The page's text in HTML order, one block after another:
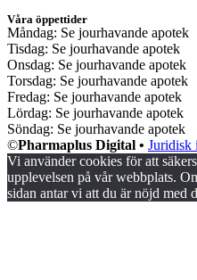
Våra öppettider
Måndag: Se jourhavande apotek
Tisdag: Se jourhavande apotek
Onsdag: Se jourhavande apotek
Torsdag: Se jourhavande apotek
Fredag: Se jourhavande apotek
Lördag: Se jourhavande apotek
Söndag: Se jourhavande apotek
©Pharmaplus Digital • Juridisk
Vi använder cookies för att
upplevelsen på vår webbplats.
sidan antar vi att du är nöjd med